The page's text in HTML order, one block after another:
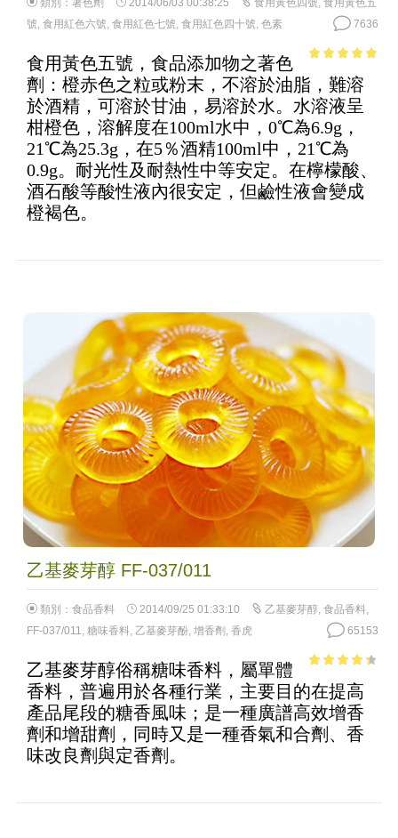
類別： 著色劑 2014/06/03 00:38:25 食用黃色四號, 食用黃色五
號, 食用紅色六號, 食用紅色七號, 食用紅色四十號, 色素 7636
5
食用黃色五號，食品添加物之著色
劑：橙赤色之粒或粉末，不溶於油脂，難溶
於酒精，可溶於甘油，易溶於水。水溶液呈
柑橙色，溶解度在100ml水中，0℃為6.9g，
21℃為25.3g，在5％酒精100ml中，21℃為
0.9g。耐光性及耐熱性中等安定。在檸檬酸、
酒石酸等酸性液內很安定，但鹼性液會變成
橙褐色。
乙基麥芽醇 FF-037/011
類別： 食品香料 2014/09/25 01:33:10 乙基麥芽醇, 食品香料,
FF-037/011, 糖味香料, 乙基麥芽酚, 增香劑 , 香虎 65153
of 5
乙基麥芽醇俗稱糖味香料，屬單體
香料，普遍用於各種行業，主要目的在提高
產品尾段的糖香風味；是一種廣譜高效增香
劑和增甜劑，同時又是一種香氣和合劑、香
味改良劑與定香劑。